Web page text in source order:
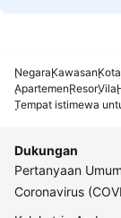
NegaraKawasanKota
ApartemenResorVila
Tempat istimewa
Dukungan
Pertanyaan
Coronavirus